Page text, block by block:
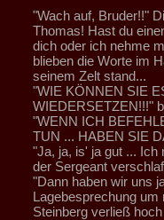
"Wach auf, Bruder!!"
Thomas! Hast du
dich oder ich nehme
blieben die Worte im
seinem Zelt stand...
"WIE KÖNNEN SIE
WIEDERSETZEN!!!"
"WENN ICH
TUN ... HABEN SIE
"Ja, ja, is' ja gut ... Ich
der Sergeant
"Dann haben wir uns
Lagebesprechung
Steinberg verließ